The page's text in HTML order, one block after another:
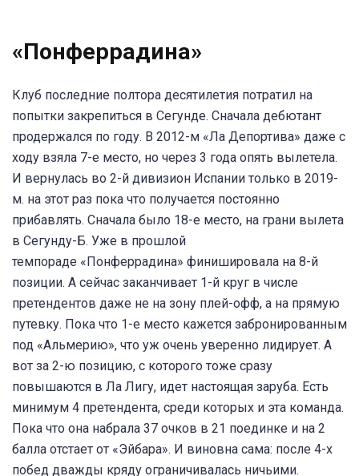
«Понферрадина»
Клуб последние полтора десятилетия потратил на
попытки закрепиться в Сегунде. Сначала дебютант
продержался по году. В 2012-м «Ла Депортива» даже с
ходу взяла 7-е место, но через 3 года опять вылетела.
И вернулась во 2-й дивизион Испании только в 2019-
м. на этот раз пока что получается постоянно
прибавлять. Сначала было 18-е место, на грани вылета
в Сегунду-Б. Уже в прошлой
темпораде «Понферрадина» финишировала на 8-й
позиции. А сейчас заканчивает 1-й круг в числе
претендентов даже не на зону плей-офф, а на прямую
путевку. Пока что 1-е место кажется забронированным
под «Альмерию», что уж очень уверенно лидирует. А
вот за 2-ю позицию, с которого тоже сразу
повышаются в Ла Лигу, идет настоящая заруба. Есть
минимум 4 претендента, среди которых и эта команда.
Пока что она набрала 37 очков в 21 поединке и на 2
балла отстает от «Эйбара». И виновна сама: после 4-х
побед дважды кряду ограничивалась ничьими.